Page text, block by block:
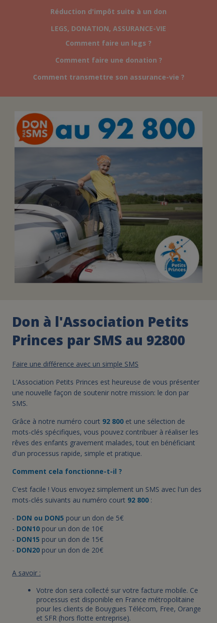
ESPACE PRESSE
JE DEVIENS
BÉNÉVOLE
DEVENIR
UN PETIT PRINCE
Réduction d'impôt suite à un don
LEGS, DONATION, ASSURANCE-VIE
Comment faire un legs ?
Comment faire une donation ?
Comment transmettre son assurance-vie ?
Don à l'Association Petits
Princes par SMS au 92800
Faire une différence avec un simple SMS
L'Association Petits Princes est heureuse de vous présenter
une nouvelle façon de soutenir notre mission: le don par
SMS.
Grâce à notre numéro court 92 800 et une sélection de
mots-clés spécifiques, vous pouvez contribuer à réaliser les
rêves des enfants gravement malades, tout en bénéficiant
d'un processus rapide, simple et pratique.
Comment cela fonctionne-t-il ?
C'est facile ! Vous envoyez simplement un SMS avec l'un des
mots-clés suivants au numéro court 92 800 :
- DON ou DON5 pour un don de 5€
- DON10 pour un don de 10€
- DON15 pour un don de 15€
- DON20 pour un don de 20€
A savoir :
Votre don sera collecté sur votre facture mobile. Ce
processus est disponible en France métropolitaine
pour les clients de Bouygues Télécom, Free, Orange
et SFR (hors flotte entreprise).